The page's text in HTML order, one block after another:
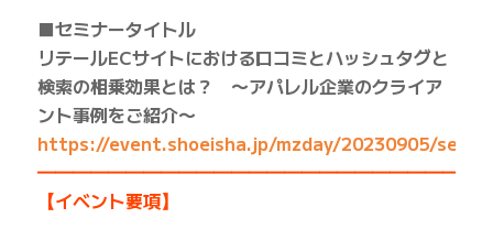
■セミナータイトル
リテールECサイトにおける口コミとハッシュタグと
検索の相乗効果とは？ 〜アパレル企業のクライア
ント事例をご紹介〜
https://event.shoeisha.jp/mzday/20230905/
【イベント要項】